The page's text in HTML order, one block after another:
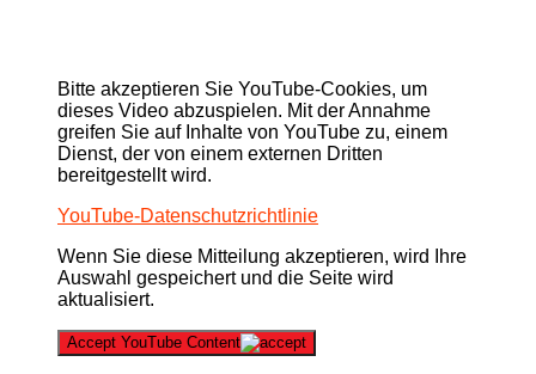
Bitte akzeptieren Sie YouTube-Cookies, um
dieses Video abzuspielen. Mit der Annahme
greifen Sie auf Inhalte von YouTube zu, einem
Dienst, der von einem externen Dritten
bereitgestellt wird.
YouTube-Datenschutzrichtlinie
Wenn Sie diese Mitteilung akzeptieren, wird Ihre
Auswahl gespeichert und die Seite wird
aktualisiert.
Accept YouTube Content